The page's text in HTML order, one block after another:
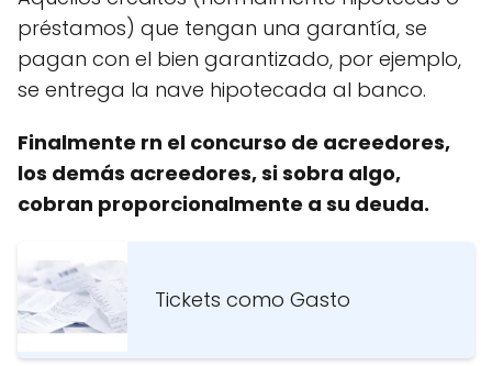
préstamos) que tengan una garantía, se
pagan con el bien garantizado, por ejemplo,
se entrega la nave hipotecada al banco.
Finalmente rn el concurso de acreedores,
los demás acreedores, si sobra algo,
cobran proporcionalmente a su deuda.
Tickets como Gasto